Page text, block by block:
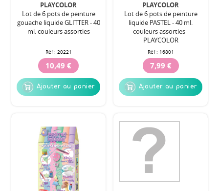
PLAYCOLOR
Lot de 6 pots de peinture
gouache liquide GLITTER - 40
ml. couleurs assorties
Réf : 20221
10,49 €
Ajouter au panier
PLAYCOLOR
Lot de 6 pots de peinture
liquide PASTEL - 40 ml.
couleurs assorties -
PLAYCOLOR
Réf : 16801
7,99 €
Ajouter au panier